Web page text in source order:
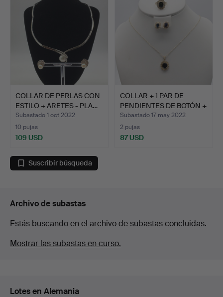
COLLAR DE PERLAS CON
ESTILO + ARETES - PLA…
Subastado 1 oct 2022
10 pujas
109 USD
COLLAR + 1 PAR DE
PENDIENTES DE BOTÓN +
AN…
Subastado 17 may 2022
2 pujas
87 USD
Suscribir búsqueda
Archivo de subastas
Estás buscando en el archivo de subastas concluidas.
Mostrar las subastas en curso.
Lotes en Alemania